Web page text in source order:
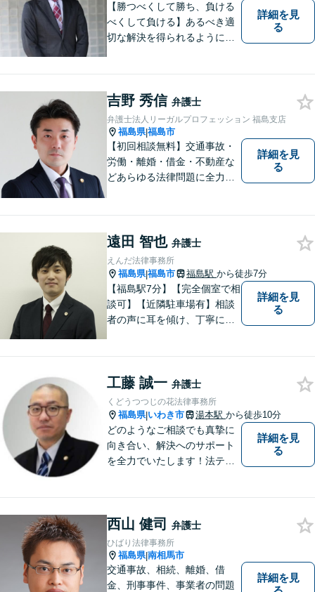
【勝つべくして勝ち、負ける
べくして負ける】あるべき適
切な解決を得られるように全
ます。
詳細を見
る
吉野 秀信 弁護士
弁護士法人リーガルプロフェッション 福島支店
福島県|福島市
【初回相談無料】交通事故・
労働・離婚・借金・不動産な
どあらゆる法律問題に全力を
す。お困りの方はまずはご相
談ください。
詳細を見
る
遠田 智也 弁護士
えんだ法律事務所
福島県|福島市 福島駅 から徒歩7分
【福島駅7分】【完全個室で相
談可】【近隣駐車場有】相談
者の声に耳を傾け、丁寧にわ
った」と思っていただけるよ
うに全力を尽くしていきま
す。
詳細を見
る
工藤 誠一 弁護士
くどうつつじの花法律事務所
福島県|いわき市 湯本駅 から徒歩10分
どのようなご相談でも真摯に
向き合い、解決へのサポート
を全力でいたします！法テラ
けていただけます。【湯本駅
から車で約７分】
詳細を見
る
西山 健司 弁護士
ひばり法律事務所
福島県|南相馬市
交通事故、相続、離婚、借
金、刑事事件、事業者の問題
詳細を見